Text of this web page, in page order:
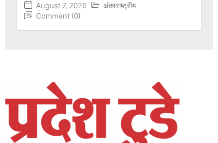
August 7, 2026
अंतरराष्ट्रीय
Comment (0)